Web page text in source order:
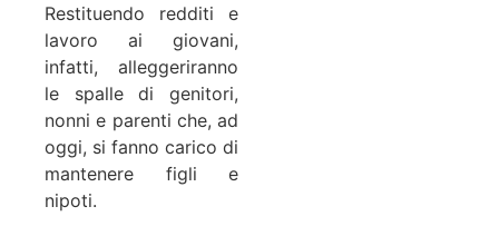
Restituendo redditi e
lavoro ai giovani,
infatti, alleggeriranno
le spalle di genitori,
nonni e parenti che, ad
oggi, si fanno carico di
mantenere figli e
nipoti.